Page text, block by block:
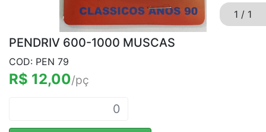
1 / 1
PENDRIV 600-1000 MUSCAS
COD: PEN 79
R$ 12,00/pç